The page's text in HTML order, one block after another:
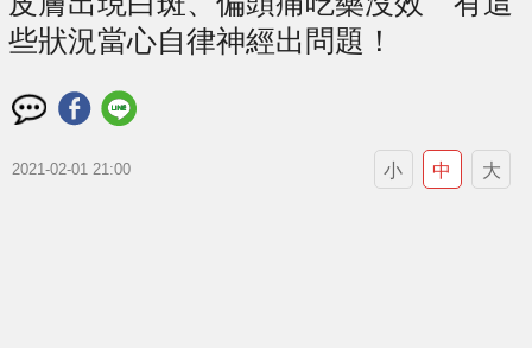
些狀況當心自律神經出問題！
2021-02-01 21:00 小 中 大